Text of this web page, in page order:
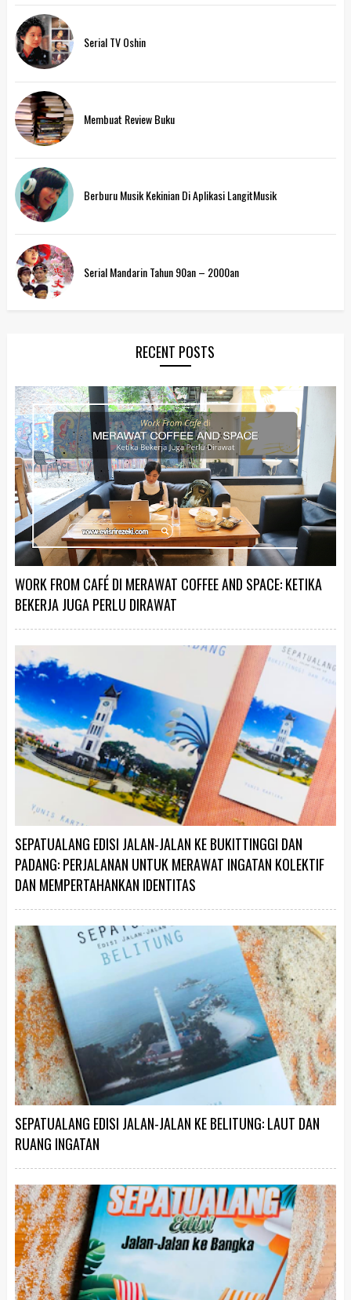
Serial TV Oshin
Membuat Review Buku
Berburu Musik Kekinian Di Aplikasi LangitMusik
Serial Mandarin Tahun 90an – 2000an
RECENT POSTS
WORK FROM CAFÉ DI MERAWAT COFFEE AND SPACE: KETIKA
BEKERJA JUGA PERLU DIRAWAT
SEPATUALANG EDISI JALAN-JALAN KE BUKITTINGGI DAN
PADANG: PERJALANAN UNTUK MERAWAT INGATAN KOLEKTIF
DAN MEMPERTAHANKAN IDENTITAS
SEPATUALANG EDISI JALAN-JALAN KE BELITUNG: LAUT DAN
RUANG INGATAN